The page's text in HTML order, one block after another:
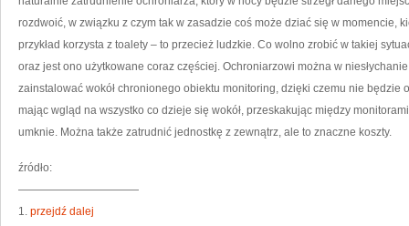
rozdwoić, w związku z czym tak w zasadzie coś może dziać się w momencie,
przykład korzysta z toalety – to przecież ludzkie. Co wolno zrobić w takiej
oraz jest ono użytkowane coraz częściej. Ochroniarzowi można w
zainstalować wokół chronionego obiektu monitoring, dzięki czemu nie będzie
mając wgląd na wszystko co dzieje się wokół, przeskakując między
umknie. Można także zatrudnić jednostkę z zewnątrz, ale to znaczne koszty.
źródło:
———————————
1. przejdź dalej